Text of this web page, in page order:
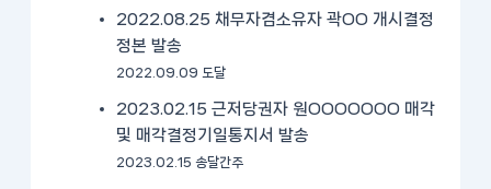
2022.08.25 채무자겸소유자 곽OO 개시결정
정본 발송
2022.09.09 도달
2023.02.15 근저당권자 원OOOOOOO 매각
및 매각결정기일통지서 발송
2023.02.15 송달간주